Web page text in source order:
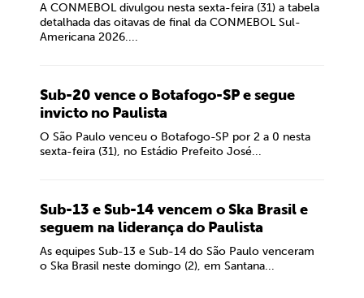
A CONMEBOL divulgou nesta sexta-feira (31) a tabela
detalhada das oitavas de final da CONMEBOL Sul-
Americana 2026....
Sub-20 vence o Botafogo-SP e segue
invicto no Paulista
O São Paulo venceu o Botafogo-SP por 2 a 0 nesta
sexta-feira (31), no Estádio Prefeito José...
Sub-13 e Sub-14 vencem o Ska Brasil e
seguem na liderança do Paulista
As equipes Sub-13 e Sub-14 do São Paulo venceram
o Ska Brasil neste domingo (2), em Santana...